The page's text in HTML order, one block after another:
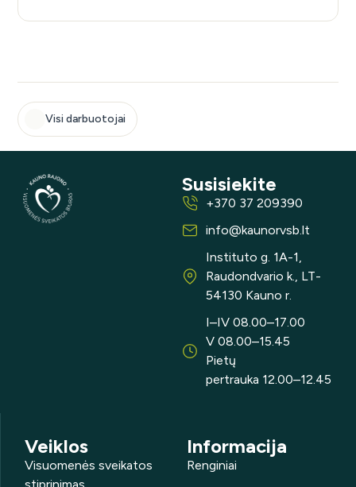
Visi darbuotojai
Susisiekite
+370 37 209390
info@kaunorvsb.lt
Instituto g. 1A-1,
Raudondvario k., LT-
54130 Kauno r.
I–IV 08.00–17.00
V 08.00–15.45
Pietų
pertrauka 12.00–12.45
Veiklos
Visuomenės sveikatos
Informacija
Renginiai